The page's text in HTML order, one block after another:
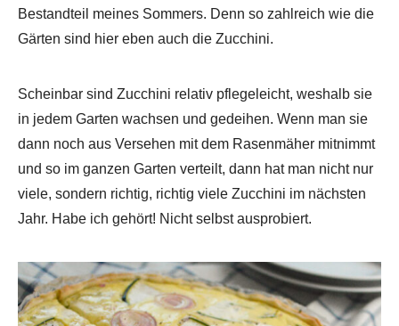
Bestandteil meines Sommers. Denn so zahlreich wie die
Gärten sind hier eben auch die Zucchini.
Scheinbar sind Zucchini relativ pflegeleicht, weshalb sie
in jedem Garten wachsen und gedeihen. Wenn man sie
dann noch aus Versehen mit dem Rasenmäher mitnimmt
und so im ganzen Garten verteilt, dann hat man nicht nur
viele, sondern richtig, richtig viele Zucchini im nächsten
Jahr. Habe ich gehört! Nicht selbst ausprobiert.